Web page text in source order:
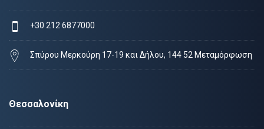
+30 212 6877000
Σπύρου Μερκούρη 17-19 και Δήλου, 144 52 Μεταμόρφωση
Θεσσαλονίκη